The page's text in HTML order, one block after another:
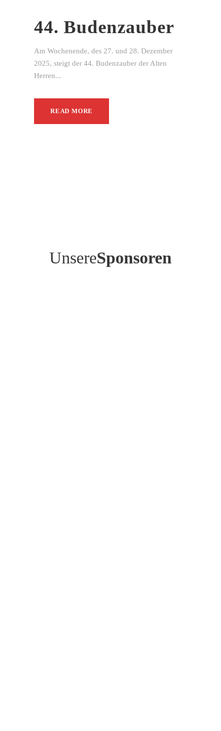
44. Budenzauber
Am Wochenende, des 27. und 28. Dezember
2025, steigt der 44. Budenzauber der Alten
Herren...
READ MORE
UnsereSponsoren